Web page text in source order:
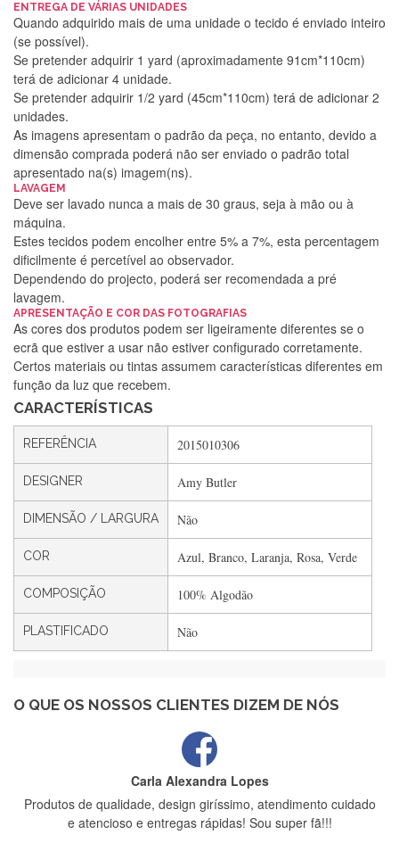
ENTREGA DE VÁRIAS UNIDADES
Quando adquirido mais de uma unidade o tecido é enviado inteiro
(se possível).
Se pretender adquirir 1 yard (aproximadamente 91cm*110cm)
terá de adicionar 4 unidade.
Se pretender adquirir 1/2 yard (45cm*110cm) terá de adicionar 2
unidades.
As imagens apresentam o padrão da peça, no entanto, devido a
dimensão comprada poderá não ser enviado o padrão total
apresentado na(s) imagem(ns).
LAVAGEM
Deve ser lavado nunca a mais de 30 graus, seja à mão ou à
máquina.
Estes tecidos podem encolher entre 5% a 7%, esta percentagem
dificilmente é percetível ao observador.
Dependendo do projecto, poderá ser recomendada a pré
lavagem.
APRESENTAÇÃO E COR DAS FOTOGRAFIAS
As cores dos produtos podem ser ligeiramente diferentes se o
ecrã que estiver a usar não estiver configurado corretamente.
Certos materiais ou tintas assumem características diferentes em
função da luz que recebem.
CARACTERÍSTICAS
REFERÊNCIA 2015010306
DESIGNER Amy Butler
DIMENSÃO / LARGURA Não
COR Azul, Branco, Laranja, Rosa, Verde
COMPOSIÇÃO 100% Algodão
PLASTIFICADO Não
O QUE OS NOSSOS CLIENTES DIZEM DE NÓS
Silvia Lopes
Encomenda direitinha. Rapidez e segurança. Volto a
encomendar.
Silvia André
Gostei ,Serviço bastante rápido. recomendo
Filipa Freire
Rápido, atendimento 5*. Hoje chegará a segunda encomenda
feita de muitas certamente❤️
estrelas
Carla Alexandra Lopes
Produtos de qualidade, design giríssimo, atendimento cuidado
e atencioso e entregas rápidas! Sou super fã!!!